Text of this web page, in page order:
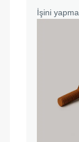
İşini